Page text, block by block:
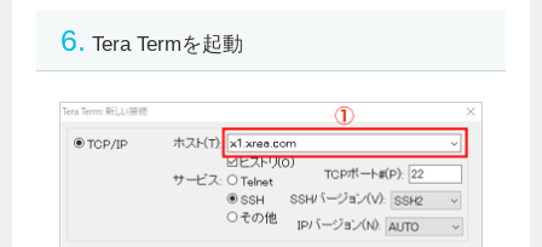
6. Tera Termを起動